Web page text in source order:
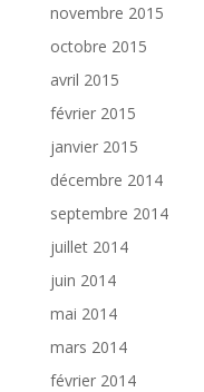
novembre 2015
octobre 2015
avril 2015
février 2015
janvier 2015
décembre 2014
septembre 2014
juillet 2014
juin 2014
mai 2014
mars 2014
février 2014